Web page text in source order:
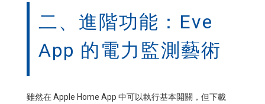
二、進階功能：Eve
App 的電力監測藝術
雖然在 Apple Home App 中可以執行基本開關，但下載